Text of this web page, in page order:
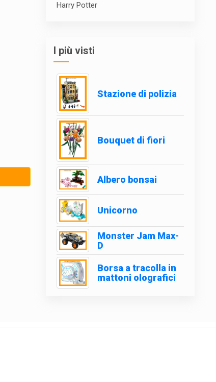
Harry Potter
I più visti
Stazione di polizia
Bouquet di fiori
Albero bonsai
Unicorno
Monster Jam Max-
D
Borsa a tracolla in
mattoni olografici